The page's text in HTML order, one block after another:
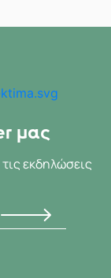
μας
εκδηλώσεις